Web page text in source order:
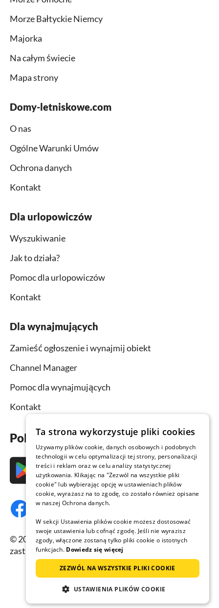
Morze Bałtyckie Niemcy
Majorka
Na całym świecie
Mapa strony
Domy-letniskowe.com
O nas
Ogólne Warunki Umów
Ochrona danych
Kontakt
Dla urlopowiczów
Wyszukiwanie
Jak to działa?
Pomoc dla urlopowiczów
Kontakt
Dla wynajmujących
Zamieść ogłoszenie i wynajmij obiekt
Channel Manager
Pomoc dla wynajmujących
Kontakt
Pobierz aplikację już teraz
© 2026 Domy-letniskowe.com, wszelkie prawa
zastrzeżone.
Ta strona wykorzystuje pliki cookies
Używamy plików cookie, danych osobowych i podobnych
technologii w celu optymalizacji tej strony, personalizacji
treści i reklam oraz w celu analizy statystycznej
użytkowania. Klikając na "Zezwól na wszystkie pliki
cookie" lub wybierając opcję w ustawieniach plików
cookie, wyrażasz na to zgodę, co zostało również opisane
w naszej Ochrona danych.
W sekcji Ustawienia plików cookie możesz dostosować
swoje ustawienia lub cofnąć zgodę. Jeśli nie wyrazisz
zgody, włączone zostaną tylko pliki cookie o istotnych
funkcjach. Dowiedz się więcej
ZEZWÓL NA WSZYSTKIE PLIKI COOKIE
USTAWIENIA PLIKÓW COOKIE